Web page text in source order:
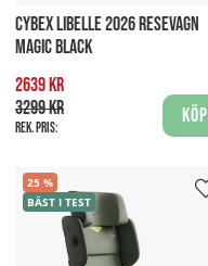
CYBEX LIBELLE 2026 RESEVAGN
MAGIC BLACK
2639 kr
3299 kr
Rek. pris:
Köp
25
BÄST I TEST